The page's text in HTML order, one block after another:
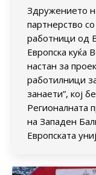
Здружението
партнерство
работници од
Европска куќа
настан за
работилници
занаети”, кој
Регионалната
на Западен
Европската